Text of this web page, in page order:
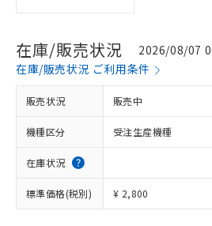
在庫/販売状況
2026/08/07
在庫/販売状況 ご利用条件
販売状況 販売中
機種区分 受注生産機種
在庫状況
標準価格(税別) ¥ 2,800